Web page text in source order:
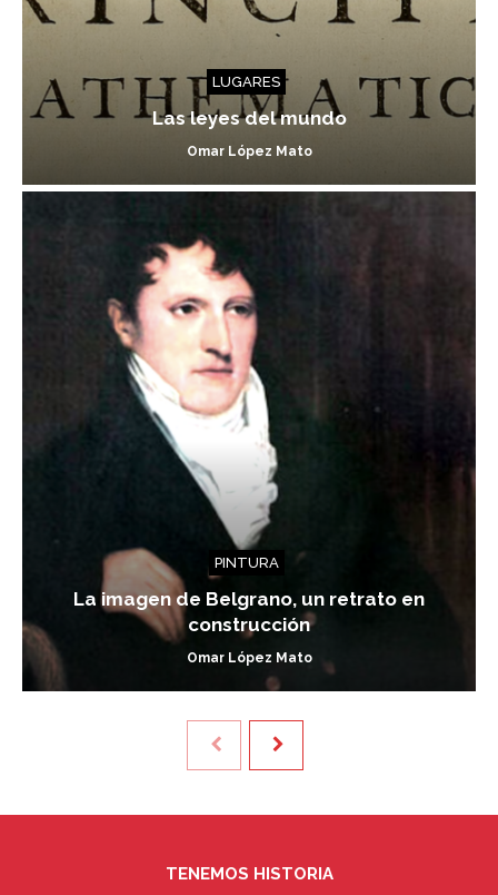
LUGARES
Las leyes del mundo
Omar López Mato
PINTURA
La imagen de Belgrano, un retrato en
construcción
Omar López Mato
TENEMOS HISTORIA